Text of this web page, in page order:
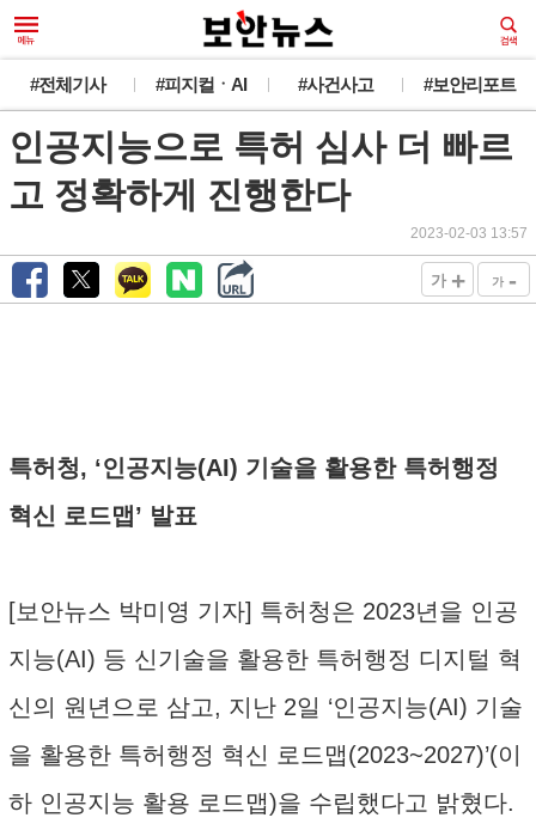
#전체기사 #피지컬ㆍAI #사건사고 #보안리포트
인공지능으로 특허 심사 더 빠르
고 정확하게 진행한다
2023-02-03 13:57
가 + 가 -
특허청, ‘인공지능(AI) 기술을 활용한 특허행정
혁신 로드맵’ 발표
[보안뉴스 박미영 기자] 특허청은 2023년을 인공
지능(AI) 등 신기술을 활용한 특허행정 디지털 혁
신의 원년으로 삼고, 지난 2일 ‘인공지능(AI) 기술
을 활용한 특허행정 혁신 로드맵(2023~2027)’(이
하 인공지능 활용 로드맵)을 수립했다고 밝혔다.